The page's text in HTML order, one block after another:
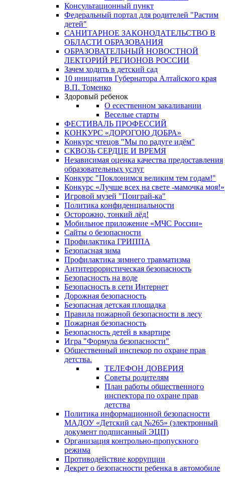
Консультационный пункт
Федеральный портал для родителей "Растим
детей"
САНИТАРНОЕ ЗАКОНОДАТЕЛЬСТВО В
ОБЛАСТИ ОБРАЗОВАНИЯ
ОБРАЗОВАТЕЛЬНЫЙ НОВОСТНОЙ
ЛЕКТОРИЙ РЕГИОНОВ РОССИИ
Зачем ходить в детский сад
10 инициатив Губернатора Алтайского края
В.П. Томенко
Здоровый ребенок
О есественном закаливании
Веселые старты
ФЕСТИВАЛЬ ПРОФЕССИЙ
КОНКУРС «ДОРОГОЮ ДОБРА»
Конкурс чтецов "Мы по радуге идём"
СКВОЗЬ СЕРДЦЕ И ВРЕМЯ
Независимая оценка качества предоставления
образовательных услуг
Конкурс "Поклонимся великим тем годам!"
Конкурс «Лучше всех на свете -мамочка моя!»
Игровой музей "Поиграй-ка"
Политика конфиденциальности
Осторожно, тонкий лёд!
Мобильное приложение «МЧС России»
Сайты о безопасности
Профилактика ГРИППА
Безопасная зима
Профилактика зимнего травматизма
Антитеррористическая безопасность
Безопасность на воде
Безопасность в сети Интернет
Дорожная безопасность
Безопасная детская площадка
Правила пожарной безопасности в лесу
Пожарная безопасность
Безопасность детей в квартире
Игра "Формула безопасности"
Общественный инспекор по охране прав
детства.
ТЕЛЕФОН ДОВЕРИЯ
Советы родителям
План работы общественного
инспектора по охране прав
детства
Политика информационной безопасности
МАДОУ «Детский сад №265» (электронный
документ подписанный ЭЦП)
Организация контрольно-пропускного
режима
Противодействие коррупции
Декрет о безопасности ребенка в автомобиле